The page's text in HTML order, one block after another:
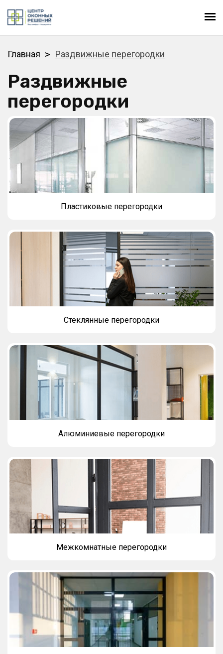
Главная Раздвижные перегородки
Раздвижные
перегородки
Пластиковые перегородки
Стеклянные перегородки
Алюминиевые перегородки
Межкомнатные перегородки